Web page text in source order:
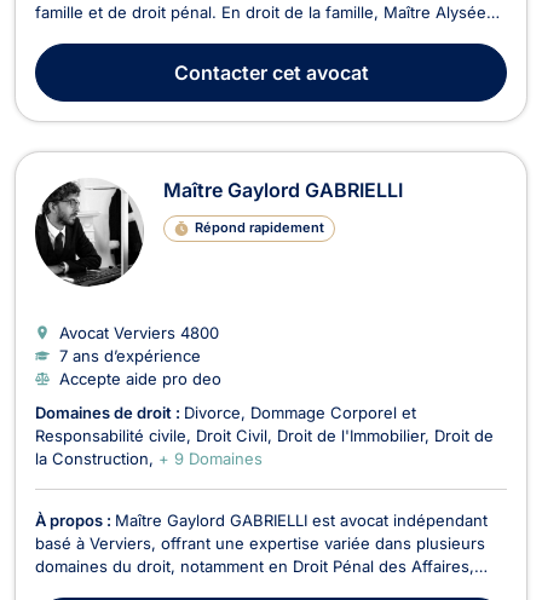
famille et de droit pénal. En droit de la famille, Maître Alysée
relatives au divorce à l'amiable ou contentieux. Elle vous
assiste à toutes les étapes des proc...
Contactercet avocat
Maître Gaylord GABRIELLI
Répond rapidement
Avocat Verviers 4800
7 ans d’expérience
Accepte aide pro deo
Domaines de droit : Divorce
Dommage Corporel et
Responsabilité civile
Droit Civil Droit de l'Immobilier Droit de
la Construction
+ 9 Domaines
À propos : Maître Gaylord GABRIELLI est avocat indépendant
basé à Verviers, offrant une expertise variée dans plusieurs
domaines du droit, notamment en Droit Pénal des Affaires,